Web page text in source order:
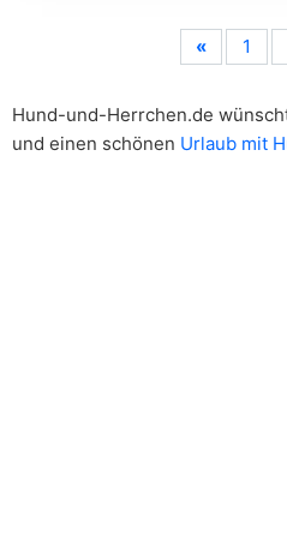
« 1
Hund-und-Herrchen.de
und einen schönen Urlaub mit